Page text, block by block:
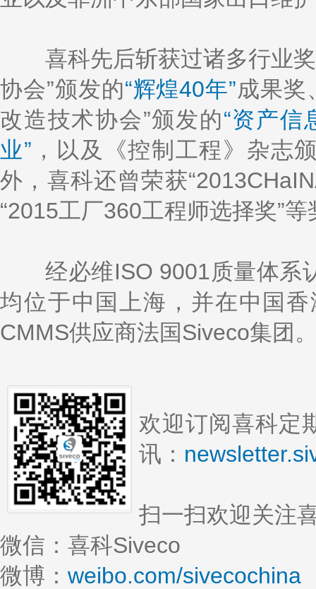
喜科先后斩获过诸多行业奖
协会”颁发的“辉煌40年”成果奖
改造技术协会”颁发的“资产信
业” ，以及《控制工程》杂志
外，喜科还曾荣获
“2015工厂360工程师选择奖”等
经必维ISO 9001质量体系
均位于中国上海，并在中国
CMMS供应商法国Siveco集团
欢迎订阅喜科定
讯：
扫一扫欢迎关注
微信：喜科Siveco
微博： weibo.com/sivecochina